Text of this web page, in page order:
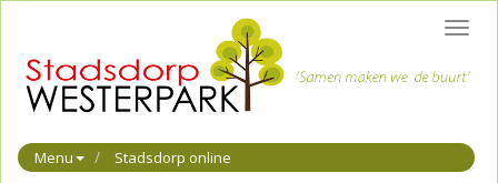
Menu Stadsdorp online